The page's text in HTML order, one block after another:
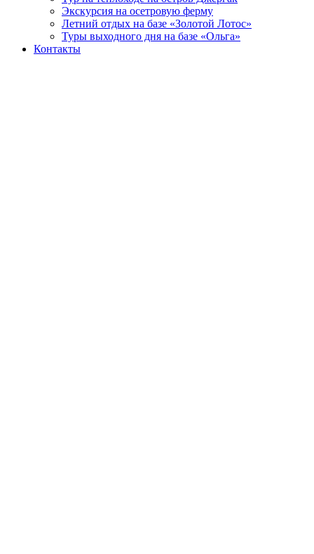
Экскурсия на осетровую ферму
Летний отдых на базе «Золотой Лотос»
Туры выходного дня на базе «Ольга»
Контакты